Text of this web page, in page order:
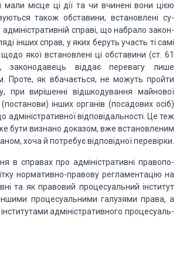
місце ці дії та чи вчинені вони цією
також обставини, встановлені су­
справі, що набрало закон­
інших справ, у яких беруть участь ті самі
якої встановлені ці обставини (ст. 61
віддає перевагу лише
Проте, як вбачається, не можуть пройти
при вирішенні відшкодування майнової
інших органів (посадових осіб)
адміністративної відповідальності. Це теж
бути визнано доказом, вже встановленим
хоча й потребує відповідної перевірки.
в справах про адміністративні правопо­
нормативно-правову регламентацію на
та як правовий процесуальний інститут
іншими процесуальними галузями права, а
адміністративного процесуаль­